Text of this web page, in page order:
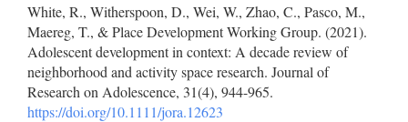
White, R., Witherspoon, D., Wei, W., Zhao, C., Pasco, M.,
Maereg, T., & Place Development Working Group. (2021).
Adolescent development in context: A decade review of
neighborhood and activity space research. Journal of
Research on Adolescence, 31(4), 944-965.
https://doi.org/10.1111/jora.12623